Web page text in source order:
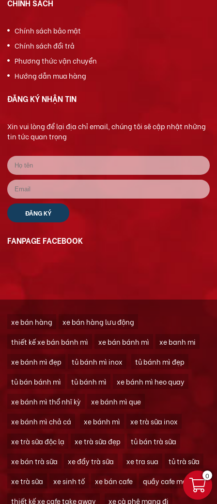
CHÍNH SÁCH
Chính sách bảo mật
Chính sách đổi trả
Phương thức vận chuyển
Hướng dẫn mua hàng
ĐĂNG KÝ NHẬN TIN
Xin vui lòng để lại địa chỉ email, chúng tôi sẽ cập nhật những
tin tức quan trọng
FANPAGE FACEBOOK
xe bán hàng
xe bán hàng lưu động
thiết kế xe bán bánh mì
xe bán bánh mì
xe banh mi
xe bánh mì đẹp
tủ bánh mì inox
tủ bánh mì đẹp
tủ bán bánh mì
tủ bánh mì
xe bánh mì heo quay
xe bánh mì thổ nhĩ kỳ
xe bánh mì que
xe bánh mì chả cá
xe bánh mì
xe trà sữa inox
xe trà sữa độc lạ
xe trà sữa đẹp
tủ bán trà sữa
xe bán trà sữa
xe đẩy trà sữa xe tra sua
tủ trà sữa
xe trà sữa
xe sinh tố xe bán cafe
quầy cafe mang đi
thiết kế xe cafe take away
xe cà phê mang đi
0